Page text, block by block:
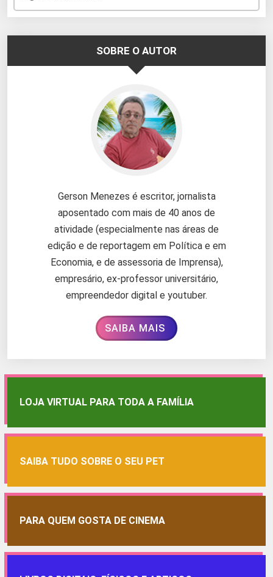
SOBRE O AUTOR
Gerson Menezes é escritor, jornalista
aposentado com mais de 40 anos de
atividade (especialmente nas áreas de
edição e de reportagem em Política e em
Economia, e de assessoria de Imprensa),
empresário, ex-professor universitário,
empreendedor digital e youtuber.
SAIBA MAIS
LOJA VIRTUAL PARA TODA A FAMÍLIA
SAIBA TUDO SOBRE O SEU PET
PARA QUEM GOSTA DE CINEMA